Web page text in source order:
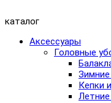
каталог
Аксессуары
Головные
Кепки